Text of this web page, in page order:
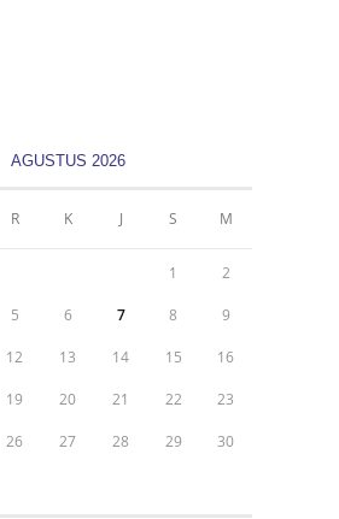
AGUSTUS 2026
R K J S M
1 2
5 6 7 8 9
12 13 14 15 16
19 20 21 22 23
26 27 28 29 30